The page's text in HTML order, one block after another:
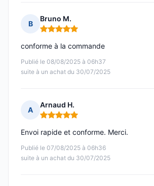
B
Bruno M.
Note : 5 sur 5
Publié le 08/08/2025 à 06h37
suite à un achat du 30/07/2025
conforme à la commande
A
Arnaud H.
Note : 5 sur 5
Publié le 07/08/2025 à 06h36
suite à un achat du 30/07/2025
Envoi rapide et conforme. Merci.